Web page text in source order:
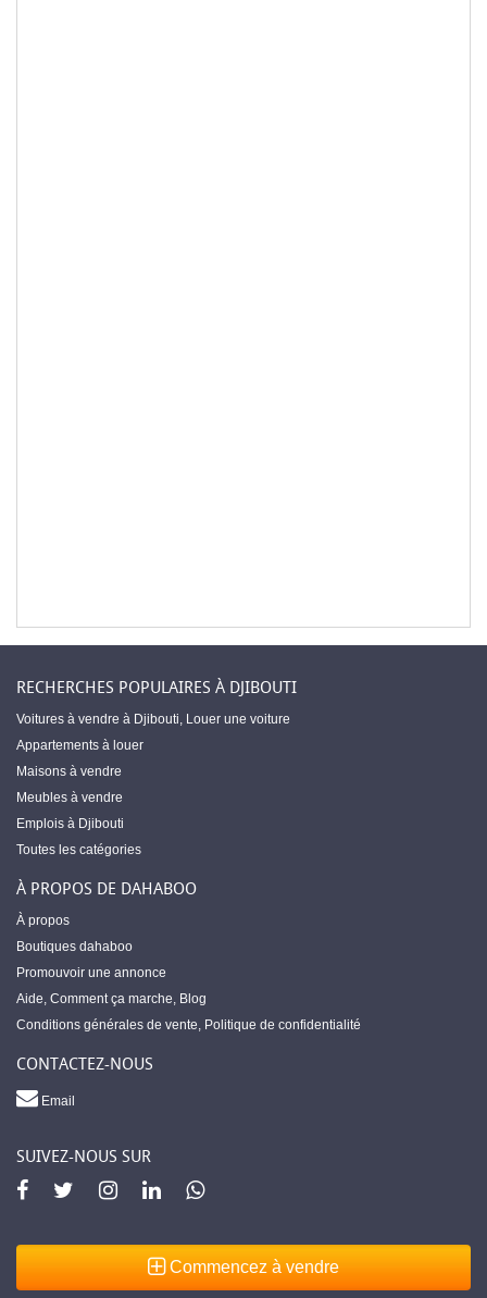
RECHERCHES POPULAIRES À DJIBOUTI
Voitures à vendre à Djibouti, Louer une voiture
Appartements à louer
Maisons à vendre
Meubles à vendre
Emplois à Djibouti
Toutes les catégories
À PROPOS DE DAHABOO
À propos
Boutiques dahaboo
Promouvoir une annonce
Aide, Comment ça marche, Blog
Conditions générales de vente, Politique de confidentialité
CONTACTEZ-NOUS
Email
SUIVEZ-NOUS SUR
Commencez à vendre